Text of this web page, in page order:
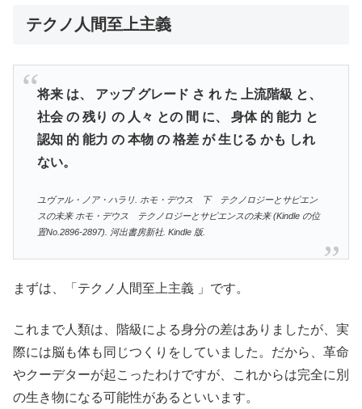
テクノ人間至上主義
将来 は、 アップ グレード さ れ た 上流階級 と、
社会 の 残り の 人々 との 間 に、 身体 的 能力 と
認知 的 能力 の 本物 の 格差 が 生じる かも しれ
ない。
ユヴァル・ノア・ハラリ. ホモ・デウス 下 テクノロジーとサピエン
スの未来 ホモ・デウス テクノロジーとサピエンスの未来 (Kindle の位
置No.2896-2897). 河出書房新社. Kindle 版.
まずは、「テクノ人間至上主義 」です。
これまで人類は、階級による身分の差はありましたが、実
際には脳も体も同じつくりをしていました。だから、革命
やクーデターが起こったわけですが、これからは完全に別
の生き物になる可能性があるといいます。